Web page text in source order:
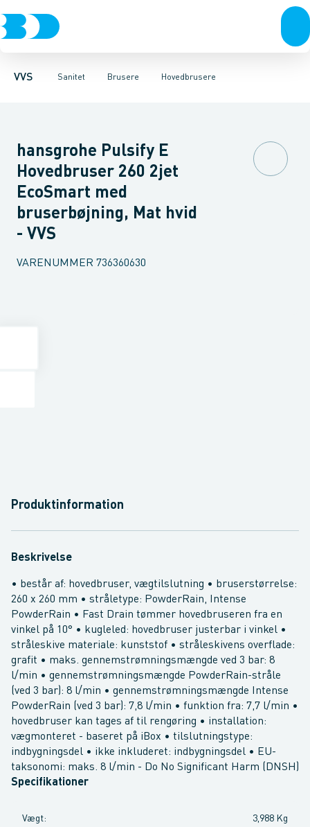
VVS Sanitet
Rør & fittingsPressfittings & rørKuglehaner & ventiler
Brusere
Toiletter, sæder og cisterner VaskeArmaturer
Hovedbrusere
HåndbrusereBruseslanger BrusesætBrusestænger
hansgrohe Pulsify E
Hovedbruser 260 2jet
EcoSmart med
bruserbøjning, Mat hvid
- VVS
VARENUMMER 736360630
Produktinformation
Beskrivelse
• består af: hovedbruser, vægtilslutning • bruserstørrelse:
260 x 260 mm • stråletype: PowderRain, Intense
PowderRain • Fast Drain tømmer hovedbruseren fra en
vinkel på 10° • kugleled: hovedbruser justerbar i vinkel •
stråleskive materiale: kunststof • stråleskivens overflade:
grafit • maks. gennemstrømningsmængde ved 3 bar: 8
l/min • gennemstrømningsmængde PowderRain-stråle
(ved 3 bar): 8 l/min • gennemstrømningsmængde Intense
PowderRain (ved 3 bar): 7,8 l/min • funktion fra: 7,7 l/min •
hovedbruser kan tages af til rengøring • installation:
vægmonteret - baseret på iBox • tilslutningstype:
indbygningsdel • ikke inkluderet: indbygningsdel • EU-
taksonomi: maks. 8 l/min - Do No Significant Harm (DNSH)
Specifikationer
Vægt: 3,988 Kg